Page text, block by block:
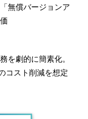
無償バージョンア
を劇的に簡素化。
コスト削減を想定